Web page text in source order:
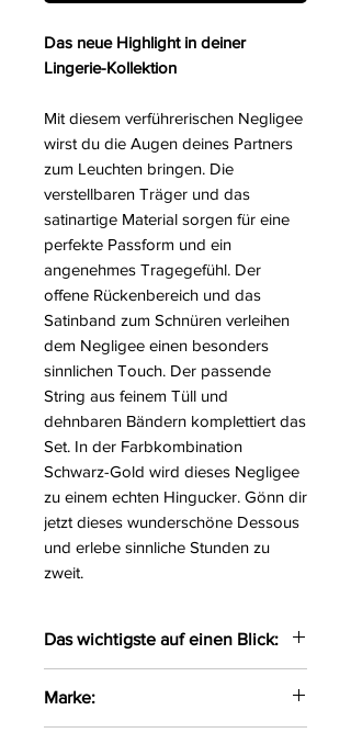
Das neue Highlight in deiner
Lingerie-Kollektion
Mit diesem verführerischen Negligee
wirst du die Augen deines Partners
zum Leuchten bringen. Die
verstellbaren Träger und das
satinartige Material sorgen für eine
perfekte Passform und ein
angenehmes Tragegefühl. Der
offene Rückenbereich und das
Satinband zum Schnüren verleihen
dem Negligee einen besonders
sinnlichen Touch. Der passende
String aus feinem Tüll und
dehnbaren Bändern komplettiert das
Set. In der Farbkombination
Schwarz-Gold wird dieses Negligee
zu einem echten Hingucker. Gönn dir
jetzt dieses wunderschöne Dessous
und erlebe sinnliche Stunden zu
zweit.
Das wichtigste auf einen Blick:
verstellbaren Trägern
Im Rückenbereich teilweise
Marke: